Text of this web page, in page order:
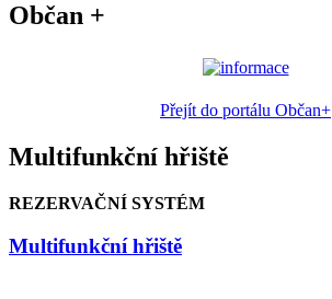
Občan +
Přejít do portálu Občan+
Multifunkční hřiště
REZERVAČNÍ SYSTÉM
Multifunkční hřiště